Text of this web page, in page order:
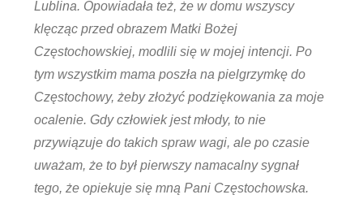
Lublina. Opowiadała też, że w domu wszyscy
klęcząc przed obrazem Matki Bożej
Częstochowskiej, modlili się w mojej intencji. Po
tym wszystkim mama poszła na pielgrzymkę do
Częstochowy, żeby złożyć podziękowania za moje
ocalenie. Gdy człowiek jest młody, to nie
przywiązuje do takich spraw wagi, ale po czasie
uważam, że to był pierwszy namacalny sygnał
tego, że opiekuje się mną Pani Częstochowska.